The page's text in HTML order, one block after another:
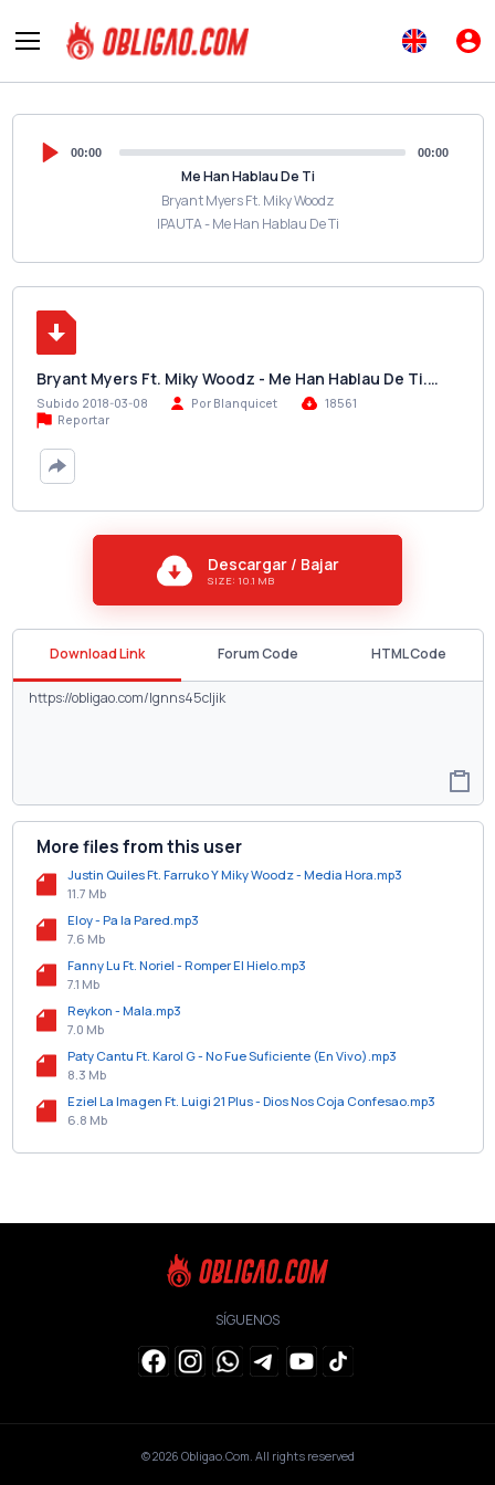
00:00 00:00
Me Han Hablau De Ti
Bryant Myers Ft. Miky Woodz
IPAUTA - Me Han Hablau De Ti
Bryant Myers Ft. Miky Woodz - Me Han Hablau De Ti.…
Subido 2018-03-08 Por Blanquicet
18561
Reportar
Descargar / Bajar
SIZE: 10.1 MB
Download Link Forum Code HTML Code
More files from this user
Justin Quiles Ft. Farruko Y Miky Woodz - Media Hora.mp3
11.7 Mb
Eloy - Pa la Pared.mp3
7.6 Mb
Fanny Lu Ft. Noriel - Romper El Hielo.mp3
7.1 Mb
Reykon - Mala.mp3
7.0 Mb
Paty Cantu Ft. Karol G - No Fue Suficiente (En Vivo).mp3
8.3 Mb
Eziel La Imagen Ft. Luigi 21 Plus - Dios Nos Coja Confesao.mp3
6.8 Mb
SÍGUENOS
© 2026 Obligao.Com. All rights reserved